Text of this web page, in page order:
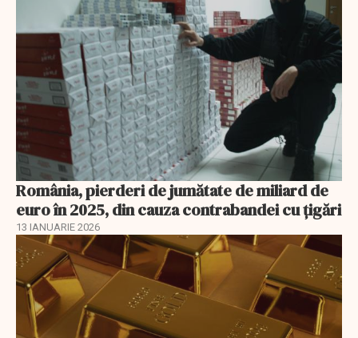
România, pierderi de jumătate de miliard de
euro în 2025, din cauza contrabandei cu ţigări
13 IANUARIE 2026